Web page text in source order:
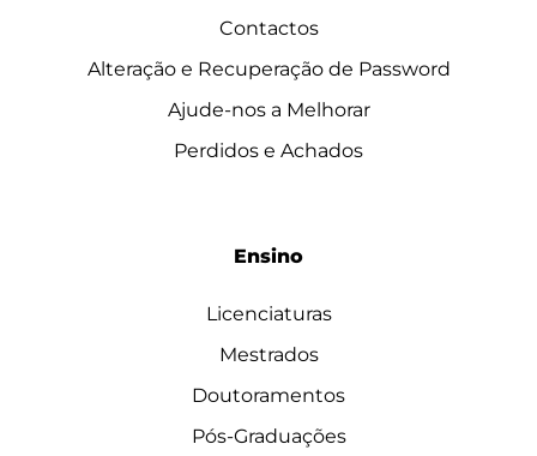
Contactos
Alteração e Recuperação de Password
Ajude-nos a Melhorar
Perdidos e Achados
Ensino
Licenciaturas
Mestrados
Doutoramentos
Pós-Graduações